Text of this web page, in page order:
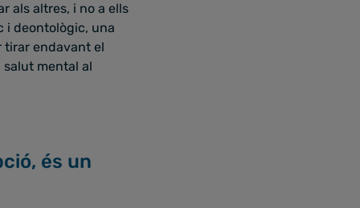
als altres, i no a ells
i deontològic, una
tirar endavant el
salut mental al
és un